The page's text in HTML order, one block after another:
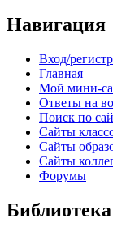
Навигация
Вход/
Главная
Мой мини-
Ответы на
Поиск по
Сайты
Сайты
Сайты
Форумы
Библиотека